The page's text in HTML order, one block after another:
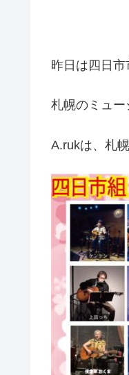
昨日は四日
札幌のミュー
A.rukは、札